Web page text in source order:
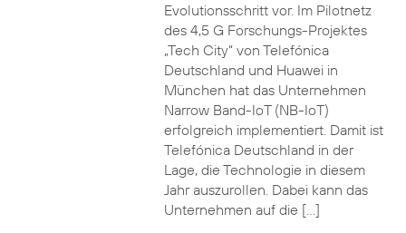
Evolutionsschritt vor. Im Pilotnetz
des 4,5 G Forschungs-Projektes
„Tech City“ von Telefónica
Deutschland und Huawei in
München hat das Unternehmen
Narrow Band-IoT (NB-IoT)
erfolgreich implementiert. Damit ist
Telefónica Deutschland in der
Lage, die Technologie in diesem
Jahr auszurollen. Dabei kann das
Unternehmen auf die […]